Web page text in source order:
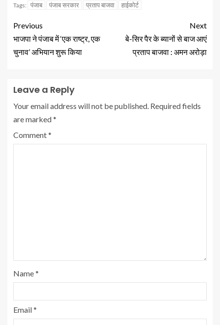
Tags: पंजाब पंजाब सरकार प्रताप बाजवा हाईकोर्ट
Previous
भाजपा ने पंजाब में ‘एक राष्ट्र, एक
चुनाव’ अभियान शुरू किया
Next
बे-सिर पैर के ब्यानों से बाज आएं
प्रताप बाजवा : अमन अरोड़ा
Leave a Reply
Your email address will not be published. Required fields
are marked*
Comment*
Name*
Email*